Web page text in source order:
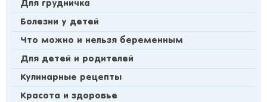
Для грудничка
Болезни у детей
Что можно и нельзя беременным
Для детей и родителей
Кулинарные рецепты
Красота и здоровье